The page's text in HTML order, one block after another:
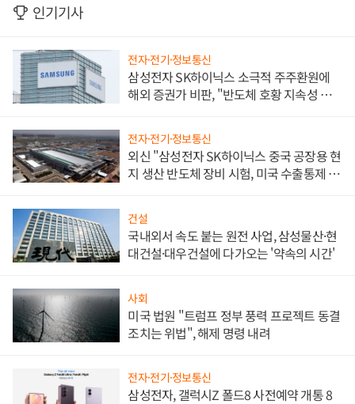
인기기사
전자·전기·정보통신
삼성전자 SK하이닉스 소극적 주주환원에
해외 증권가 비판, "반도체 호황 지속성 의
전자·전기·정보통신
외신 "삼성전자 SK하이닉스 중국 공장용 현
지 생산 반도체 장비 시험, 미국 수출통제 대
건설
국내외서 속도 붙는 원전 사업, 삼성물산·현
대건설·대우건설에 다가오는 '약속의 시간'
사회
미국 법원 "트럼프 정부 풍력 프로젝트 동결
조치는 위법", 해제 명령 내려
전자·전기·정보통신
삼성전자, 갤럭시Z 폴드8 사전예약 개통 8